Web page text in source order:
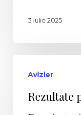
3 iulie 2025
Avizier
Rezultate